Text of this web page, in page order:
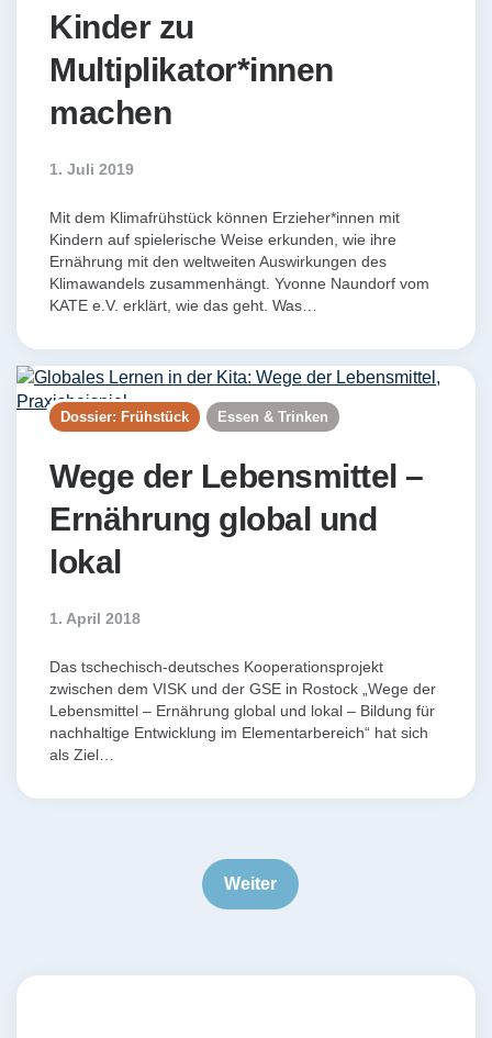
Kinder zu
Multiplikator*innen
machen
1. Juli 2019
Mit dem Klimafrühstück können Erzieher*innen mit
Kindern auf spielerische Weise erkunden, wie ihre
Ernährung mit den weltweiten Auswirkungen des
Klimawandels zusammenhängt. Yvonne Naundorf vom
KATE e.V. erklärt, wie das geht. Was…
Dossier: Frühstück Essen & Trinken
Wege der Lebensmittel –
Ernährung global und
lokal
1. April 2018
Das tschechisch-deutsches Kooperationsprojekt
zwischen dem VISK und der GSE in Rostock „Wege der
Lebensmittel – Ernährung global und lokal – Bildung für
nachhaltige Entwicklung im Elementarbereich“ hat sich
als Ziel…
Weiter